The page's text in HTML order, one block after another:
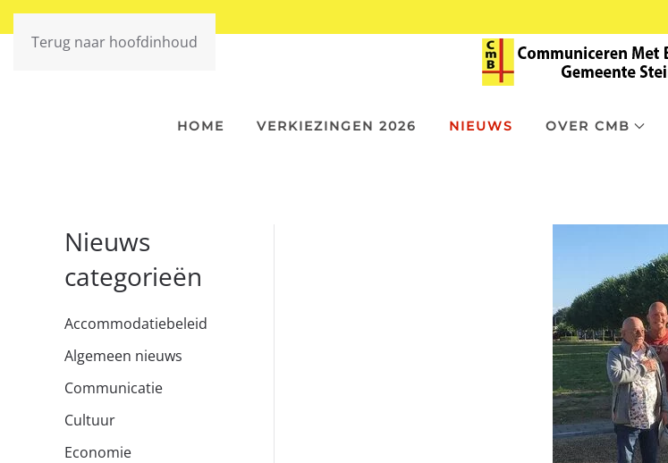
Terug naar hoofdinhoud
HOME VERKIEZINGEN 2026 NIEUWS OVER CMB
Nieuws
categorieën
Accommodatiebeleid
Algemeen nieuws
Communicatie
Cultuur
Economie